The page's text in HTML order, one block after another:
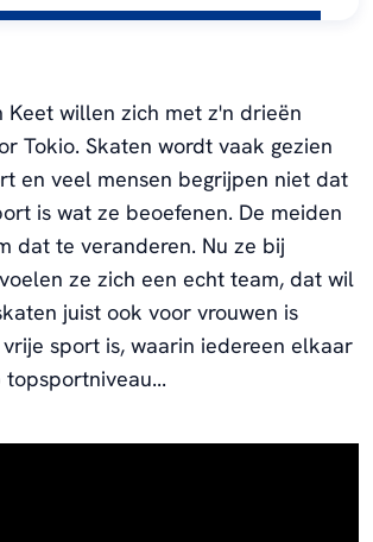
Keet willen zich met z'n drieën
Tokio. Skaten wordt vaak gezien
en veel mensen begrijpen niet dat
is wat ze beoefenen. De meiden
dat te veranderen. Nu ze bij
ze zich een echt team, dat wil
juist ook voor vrouwen is
sport is, waarin iedereen elkaar